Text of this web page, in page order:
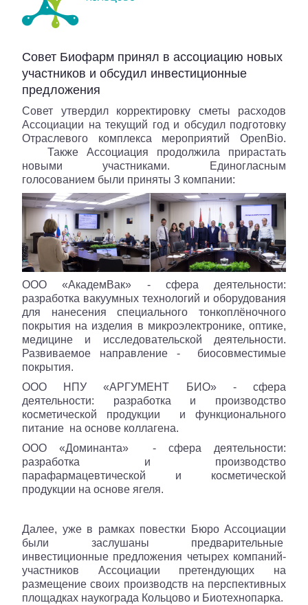
Совет Биофарм принял в ассоциацию новых
участников и обсудил инвестиционные
предложения
Совет утвердил корректировку сметы расходов
Ассоциации на текущий год и обсудил подготовку
Отраслевого комплекса мероприятий OpenBio.
Также Ассоциация продолжила прирастать
новыми участниками. Единогласным
голосованием были приняты 3 компании:
ООО «АкадемВак» - сфера деятельности:
разработка вакуумных технологий и оборудования
для нанесения специального тонкоплёночного
покрытия на изделия в микроэлектронике, оптике,
медицине и исследовательской деятельности.
Развиваемое направление - биосовместимые
покрытия.
ООО НПУ «АРГУМЕНТ БИО» - сфера
деятельности: разработка и производство
косметической продукции и функционального
питание на основе коллагена.
ООО «Доминанта» - сфера деятельности:
разработка и производство
парафармацевтической и косметической
продукции на основе ягеля.
Далее, уже в рамках повестки Бюро Ассоциации
были заслушаны предварительные
инвестиционные предложения четырех компаний-
участников Ассоциации претендующих на
размещение своих производств на перспективных
площадках наукограда Кольцово и Биотехнопарка.